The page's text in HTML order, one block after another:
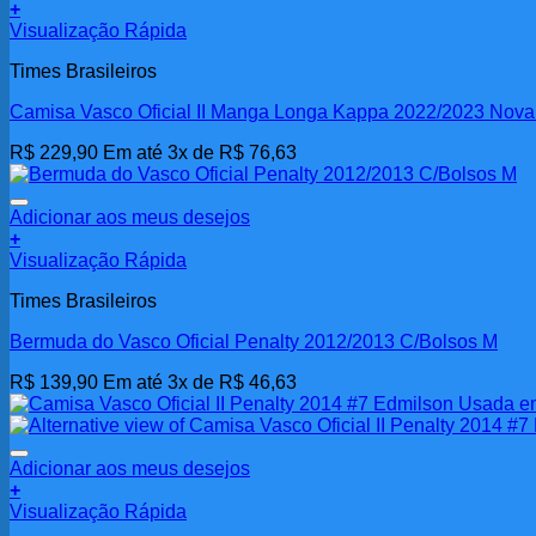
+
Visualização Rápida
Times Brasileiros
Camisa Vasco Oficial II Manga Longa Kappa 2022/2023
R$ 229,90 Em até 3x de R$ 76,63
Adicionar aos meus desejos
+
Visualização Rápida
Times Brasileiros
Bermuda do Vasco Oficial Penalty 2012/2013 C/Bolsos M
R$ 139,90 Em até 3x de R$ 46,63
Adicionar aos meus desejos
+
Visualização Rápida